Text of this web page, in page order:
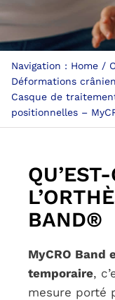
PARCOURS
NOTRE RÉSEAU
Navigation : Home
Déformations
Casque de
positionnelles –
BAND®
MyCRO Band
temporaire,
mesure porté